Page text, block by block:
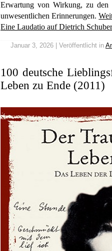
Erwartung von Wirkung, zu den
unwesentlichen Erinnerungen.
Eine Laudatio auf Dietrich
Januar 3, 2026 | Veröffentlicht in
100 deutsche
Leben zu Ende (2011)